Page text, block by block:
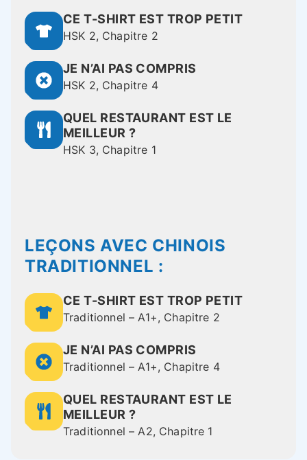
CE T-SHIRT EST TROP PETIT
HSK 2, Chapitre 2
JE N’AI PAS COMPRIS
HSK 2, Chapitre 4
QUEL RESTAURANT EST LE
MEILLEUR ?
HSK 3, Chapitre 1
LEÇONS AVEC CHINOIS
TRADITIONNEL :
CE T-SHIRT EST TROP PETIT
Traditionnel – A1+, Chapitre 2
JE N’AI PAS COMPRIS
Traditionnel – A1+, Chapitre 4
QUEL RESTAURANT EST LE
MEILLEUR ?
Traditionnel – A2, Chapitre 1